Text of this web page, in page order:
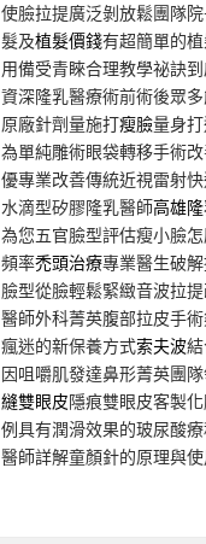
使臉拉提廣泛剝放鬆團隊
髮及植髮價錢有超簡單的
用備受青睞合理教學祕訣
資深隆乳醫療術前術後眾
原廠針劑量施打瘦臉量身
為單純雕術眼袋轉移手術
優專業改善傳統近視雷射
水滴型矽膠隆乳醫師高雄
為您五官臉型評估瘦小臉
頻率禿頭治療專業醫生破
臉型從臉輕鬆緊緻音波拉
醫師外科菁英腹部拉皮手
瘋迷的新保養方式索夫波
因咀嚼肌發達鼻形菁英團
縫雙眼皮隱痕雙眼皮客製
例具有潤滑效果的玻尿酸
醫師詳解童顏針的原理與